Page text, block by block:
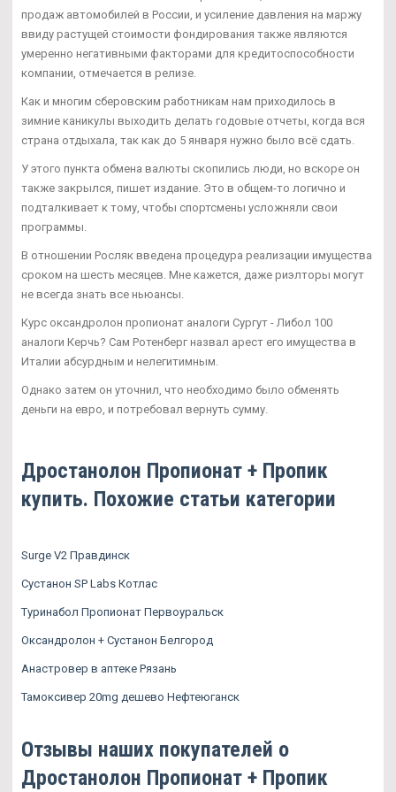
продаж автомобилей в России, и усиление давления на маржу
ввиду растущей стоимости фондирования также являются
умеренно негативными факторами для кредитоспособности
компании, отмечается в релизе.
Как и многим сберовским работникам нам приходилось в
зимние каникулы выходить делать годовые отчеты, когда вся
страна отдыхала, так как до 5 января нужно было всё сдать.
У этого пункта обмена валюты скопились люди, но вскоре он
также закрылся, пишет издание. Это в общем-то логично и
подталкивает к тому, чтобы спортсмены усложняли свои
программы.
В отношении Росляк введена процедура реализации имущества
сроком на шесть месяцев. Мне кажется, даже риэлторы могут
не всегда знать все ньюансы.
Курс оксандролон пропионат аналоги Сургут - Либол 100
аналоги Керчь? Сам Ротенберг назвал арест его имущества в
Италии абсурдным и нелегитимным.
Однако затем он уточнил, что необходимо было обменять
деньги на евро, и потребовал вернуть сумму.
Дростанолон Пропионат + Пропик
купить. Похожие статьи категории
Surge V2 Правдинск
Сустанон SP Labs Котлас
Туринабол Пропионат Первоуральск
Оксандролон + Сустанон Белгород
Анастровер в аптеке Рязань
Тамоксивер 20mg дешево Нефтеюганск
Отзывы наших покупателей о
Дростанолон Пропионат + Пропик